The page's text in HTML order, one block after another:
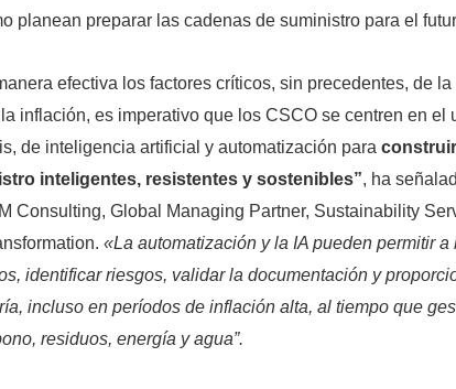
planean preparar las cadenas de suministro para el
efectiva los factores críticos, sin precedentes, de la
inflación, es imperativo que los CSCO se centren en el
de inteligencia artificial y automatización para construir
inteligentes, resistentes y sostenibles”, ha
Consulting, Global Managing Partner, Sustainability
«La automatización y la IA pueden permitir a
identificar riesgos, validar la documentación y
incluso en períodos de inflación alta, al tiempo que
residuos, energía y agua”.